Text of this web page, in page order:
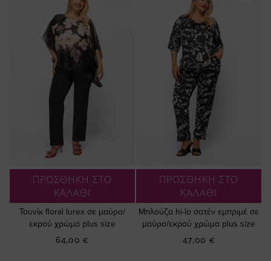
ΠΡΟΣΘΗΚΗ ΣΤΟ
ΚΑΛΑΘΙ
Τουνίκ floral lurex σε μαύρο/
εκρού χρώμα plus size
64,00 €
ΠΡΟΣΘΗΚΗ ΣΤΟ
ΚΑΛΑΘΙ
Μπλούζα hi-lo σατέν εμπριμέ σε
μαύρο/εκρού χρώμα plus size
47,00 €